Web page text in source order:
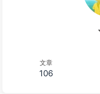
文章
106